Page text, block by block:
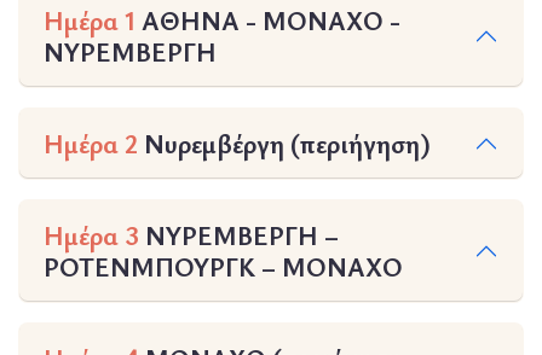
Ημέρα 1 ΑΘΗΝΑ - ΜΟΝΑΧΟ -
ΝΥΡΕΜΒΕΡΓΗ
Ημέρα 2 Νυρεμβέργη (περιήγηση)
Ημέρα 3 ΝΥΡΕΜΒΕΡΓΗ –
ΡΟΤΕΝΜΠΟΥΡΓΚ – ΜΟΝΑΧΟ